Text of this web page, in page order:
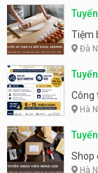
Tiệm
Đà
Công
Hà
Shop
Hà